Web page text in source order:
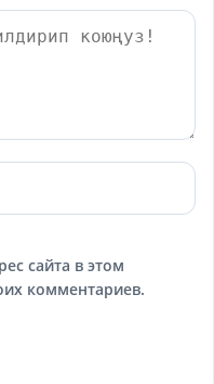
сайта в этом
комментариев.